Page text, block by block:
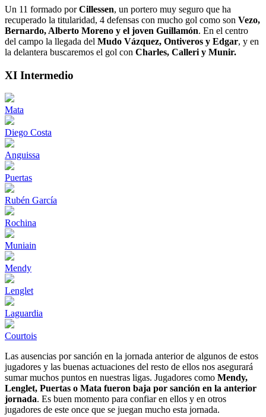
Un 11 formado porCillessen, un portero muy seguro que ha
recuperado la titularidad, 4 defensas con mucho gol como son Vezo,
Bernardo, Alberto Moreno y el joven Guillamón. En el centro
del campo la llegada del Mudo Vázquez, Ontiveros y Edgar, y en
la delantera buscaremos el gol con Charles, Calleri y Munir.
XI Intermedio
Mata
Diego Costa
Anguissa
Puertas
Rubén García
Rochina
Muniain
Mendy
Lenglet
Laguardia
Courtois
Las ausencias por sanción en la jornada anterior de algunos de estos
jugadores y las buenas actuaciones del resto de ellos nos asegurará
sumar muchos puntos en nuestras ligas. Jugadores como Mendy,
Lenglet, Puertas o Mata fueron baja por sanción en la anterior
jornada. Es buen momento para confiar en ellos y en otros
jugadores de este once que se juegan mucho esta jornada.